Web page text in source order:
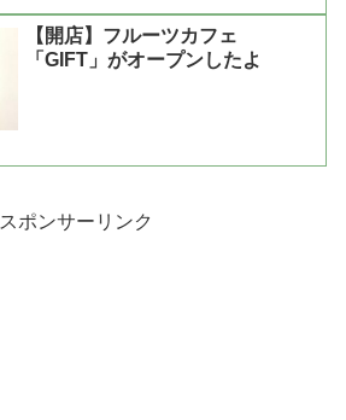
【開店】フルーツカフェ
「GIFT」がオープンしたよ
スポンサーリンク